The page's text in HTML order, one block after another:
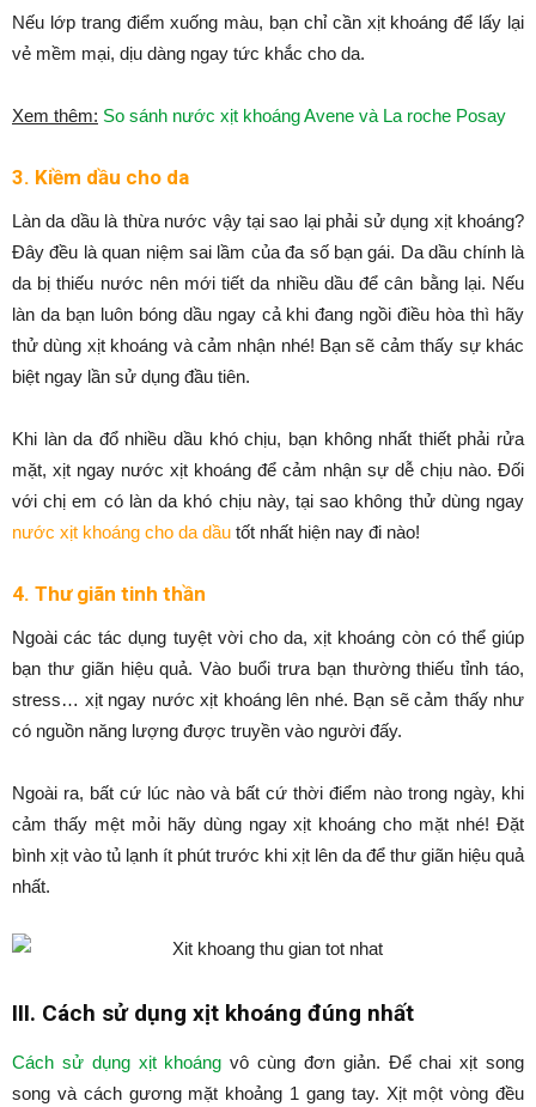
Nếu lớp trang điểm xuống màu, bạn chỉ cần xịt khoáng để lấy lại
vẻ mềm mại, dịu dàng ngay tức khắc cho da.
Xem thêm: So sánh nước xịt khoáng Avene và La roche Posay
3. Kiềm dầu cho da
Làn da dầu là thừa nước vậy tại sao lại phải sử dụng xịt khoáng?
Đây đều là quan niệm sai lầm của đa số bạn gái. Da dầu chính là
da bị thiếu nước nên mới tiết da nhiều dầu để cân bằng lại. Nếu
làn da bạn luôn bóng dầu ngay cả khi đang ngồi điều hòa thì hãy
thử dùng xịt khoáng và cảm nhận nhé! Bạn sẽ cảm thấy sự khác
biệt ngay lần sử dụng đầu tiên.
Khi làn da đổ nhiều dầu khó chịu, bạn không nhất thiết phải rửa
mặt, xịt ngay nước xịt khoáng để cảm nhận sự dễ chịu nào. Đối
với chị em có làn da khó chịu này, tại sao không thử dùng ngay
nước xịt khoáng cho da dầu tốt nhất hiện nay đi nào!
4. Thư giãn tinh thần
Ngoài các tác dụng tuyệt vời cho da, xịt khoáng còn có thể giúp
bạn thư giãn hiệu quả. Vào buổi trưa bạn thường thiếu tỉnh táo,
stress… xịt ngay nước xịt khoáng lên nhé. Bạn sẽ cảm thấy như
có nguồn năng lượng được truyền vào người đấy.
Ngoài ra, bất cứ lúc nào và bất cứ thời điểm nào trong ngày, khi
cảm thấy mệt mỏi hãy dùng ngay xịt khoáng cho mặt nhé! Đặt
bình xịt vào tủ lạnh ít phút trước khi xịt lên da để thư giãn hiệu quả
nhất.
III. Cách sử dụng xịt khoáng đúng nhất
Cách sử dụng xịt khoáng vô cùng đơn giản. Để chai xịt song
song và cách gương mặt khoảng 1 gang tay. Xịt một vòng đều